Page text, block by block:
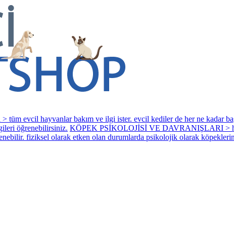
hayvanlar bakım ve ilgi ister. evcil kediler de her ne kadar
öğrenebilirsiniz. KÖPEK PSİKOLOJİSİ VE DAVRANIŞLARI >
fiziksel olarak etken olan durumlarda psikolojik olarak